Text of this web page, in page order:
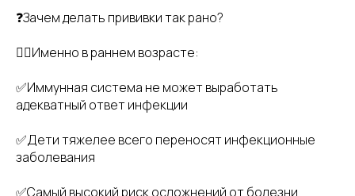
❓Зачем делать прививки так рано?
👉🏻Именно в раннем возрасте:
✅Иммунная система не может выработать
адекватный ответ инфекции
✅Дети тяжелее всего переносят инфекционные
заболевания
✅Самый высокий риск осложнений от болезни